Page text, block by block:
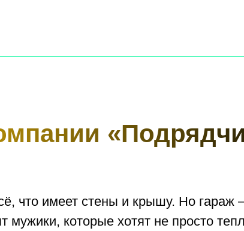
что имеет стены и крышу. Но гараж
мужики, которые хотят не просто